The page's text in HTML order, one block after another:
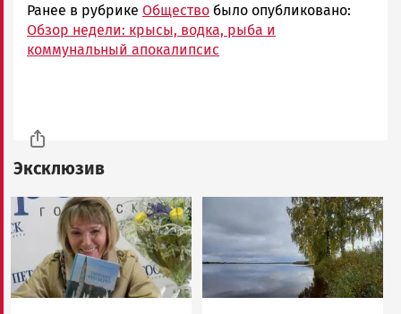
Ранее в рубрике Общество было опубликовано:
Обзор недели: крысы, водка, рыба и
коммунальный апокалипсис
Эксклюзив
Image